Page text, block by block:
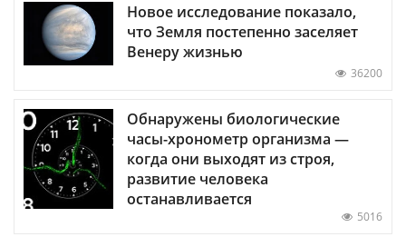
Новое исследование показало,
что Земля постепенно заселяет
Венеру жизнью
36200
Обнаружены биологические
часы-хронометр организма —
когда они выходят из строя,
развитие человека
останавливается
5016